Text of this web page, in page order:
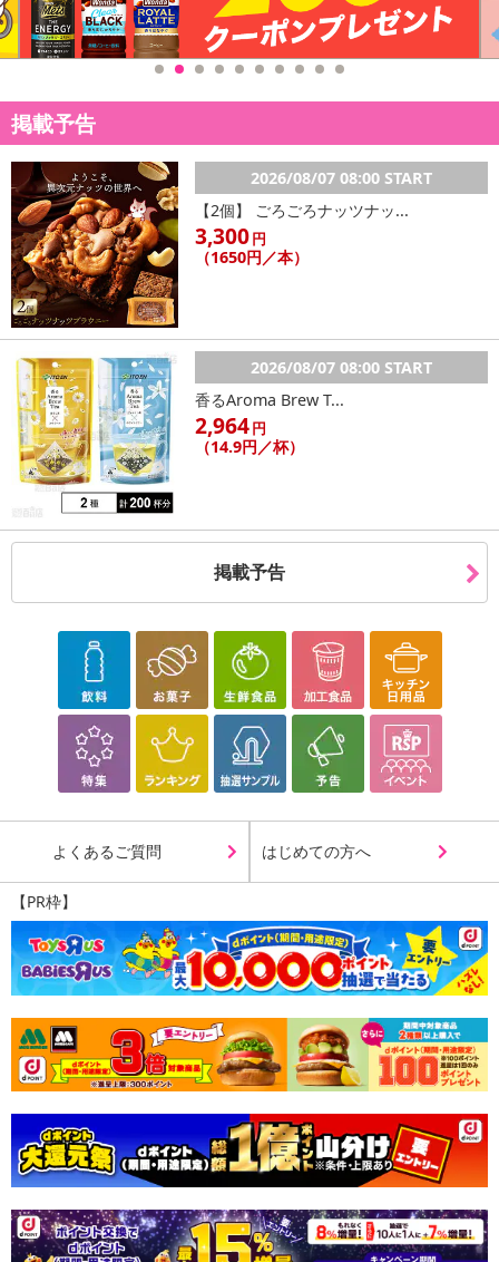
掲載予告
2026/08/07 08:00 START
【2個】 ごろごろナッツナッ...
3,300円
（1650円／本）
2026/08/07 08:00 START
香るAroma Brew T...
2,964円
（14.9円／杯）
掲載予告
よくあるご質問 はじめての方へ
【PR枠】